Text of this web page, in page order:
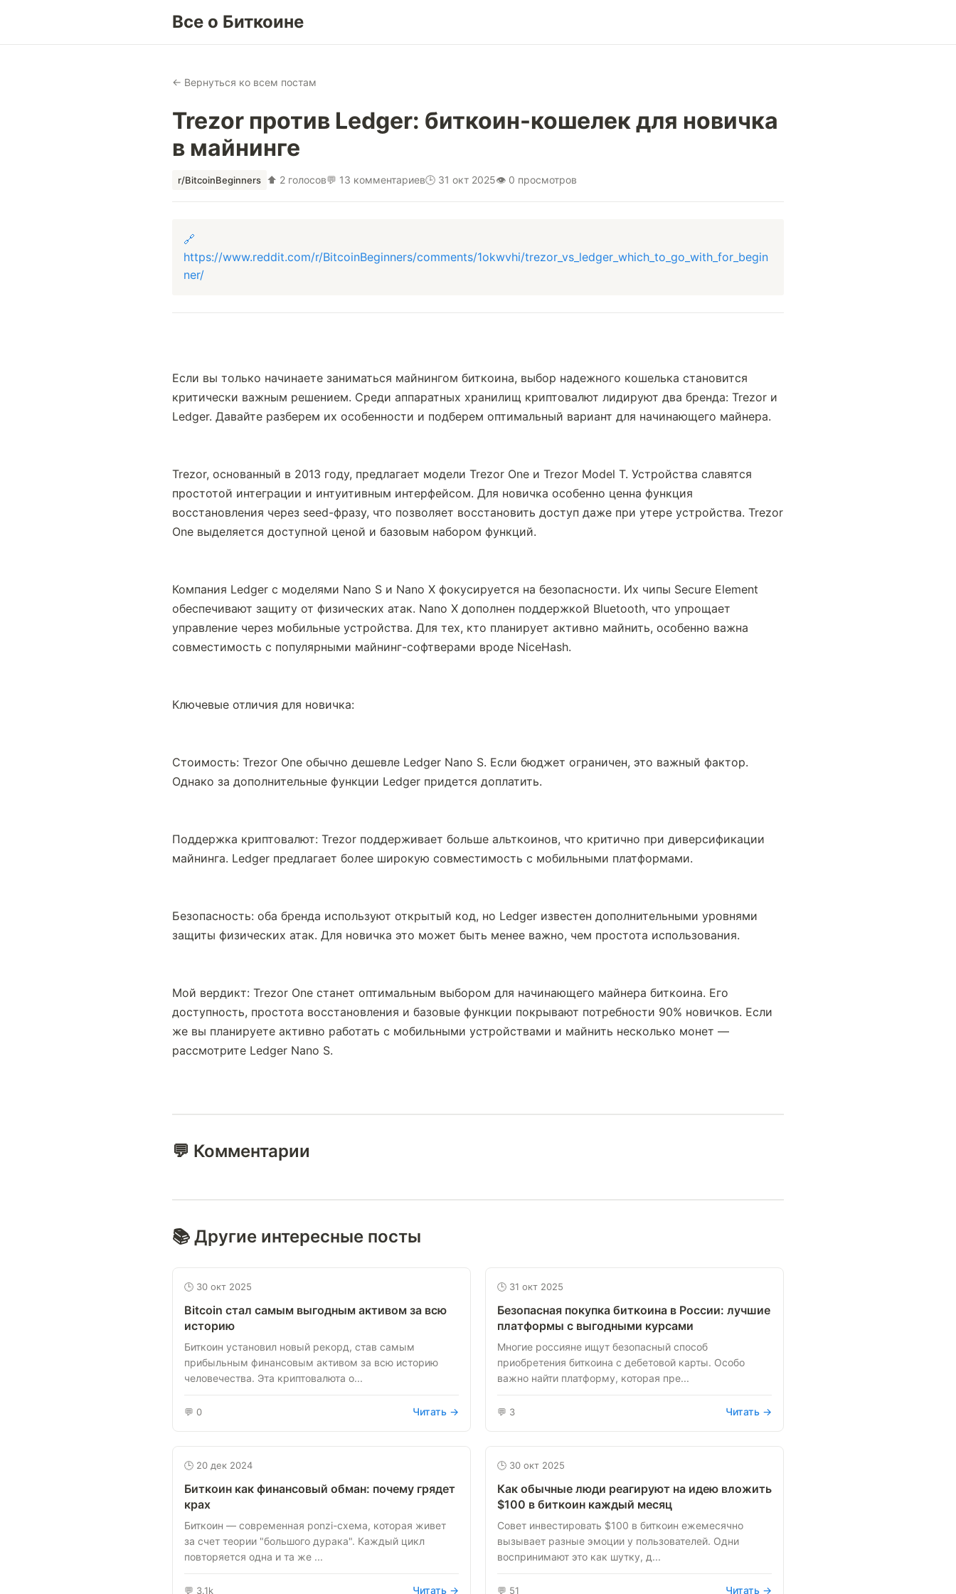
Все о Биткоине
← Вернуться ко всем постам
Trezor против Ledger: биткоин-кошелек для новичка
в майнинге
r/BitcoinBeginners ⬆ 2 голосов💬 13 комментариев🕒 31 окт 2025👁 0 просмотров
🔗
https://www.reddit.com/r/BitcoinBeginners/comments/1okwvhi/trezor_vs_ledger_which_to_go_with_for_begin
ner/
Если вы только начинаете заниматься майнингом биткоина, выбор надежного кошелька становится
критически важным решением. Среди аппаратных хранилищ криптовалют лидируют два бренда: Trezor и
Ledger. Давайте разберем их особенности и подберем оптимальный вариант для начинающего майнера.
Trezor, основанный в 2013 году, предлагает модели Trezor One и Trezor Model T. Устройства славятся
простотой интеграции и интуитивным интерфейсом. Для новичка особенно ценна функция
восстановления через seed-фразу, что позволяет восстановить доступ даже при утере устройства. Trezor
One выделяется доступной ценой и базовым набором функций.
Компания Ledger с моделями Nano S и Nano X фокусируется на безопасности. Их чипы Secure Element
обеспечивают защиту от физических атак. Nano X дополнен поддержкой Bluetooth, что упрощает
управление через мобильные устройства. Для тех, кто планирует активно майнить, особенно важна
совместимость с популярными майнинг-софтверами вроде NiceHash.
Ключевые отличия для новичка:
Стоимость: Trezor One обычно дешевле Ledger Nano S. Если бюджет ограничен, это важный фактор.
Однако за дополнительные функции Ledger придется доплатить.
Поддержка криптовалют: Trezor поддерживает больше альткоинов, что критично при диверсификации
майнинга. Ledger предлагает более широкую совместимость с мобильными платформами.
Безопасность: оба бренда используют открытый код, но Ledger известен дополнительными уровнями
защиты физических атак. Для новичка это может быть менее важно, чем простота использования.
Мой вердикт: Trezor One станет оптимальным выбором для начинающего майнера биткоина. Его
доступность, простота восстановления и базовые функции покрывают потребности 90% новичков. Если
же вы планируете активно работать с мобильными устройствами и майнить несколько монет —
рассмотрите Ledger Nano S.
💬 Комментарии
📚 Другие интересные посты
🕒 30 окт 2025
Bitcoin стал самым выгодным активом за всю
историю
Биткоин установил новый рекорд, став самым
прибыльным финансовым активом за всю историю
человечества. Эта криптовалюта о...
💬 0 Читать →
🕒 31 окт 2025
Безопасная покупка биткоина в России: лучшие
платформы с выгодными курсами
Многие россияне ищут безопасный способ
приобретения биткоина с дебетовой карты. Особо
важно найти платформу, которая пре...
💬 3 Читать →
🕒 20 дек 2024
Биткоин как финансовый обман: почему грядет
крах
Биткоин — современная ponzi-схема, которая живет
за счет теории "большого дурака". Каждый цикл
повторяется одна и та же ...
💬 3.1k Читать →
🕒 30 окт 2025
Как обычные люди реагируют на идею вложить
$100 в биткоин каждый месяц
Совет инвестировать $100 в биткоин ежемесячно
вызывает разные эмоции у пользователей. Одни
воспринимают это как шутку, д...
💬 51 Читать →